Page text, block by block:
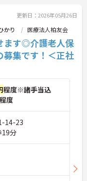
更新日：2026年05月26日
かり 医療法人柏友会
ます◎介護老人保
募集です！＜正社
程度※諸手当込
程度
14-23
19分